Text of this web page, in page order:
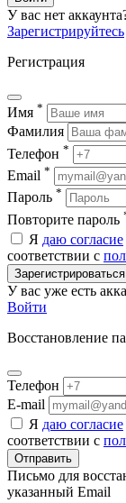
У вас нет
Зарегистрируйтесь
Регистрация
Имя *
Фамилия
Телефон *
Email *
Пароль *
Повторите пароль
Я даю согласие
соответствии с
Зарегистрироваться
У вас уже есть
Войти
Восстановление
Телефон
E-mail
Я даю согласие
соответствии с
Отправить
Письмо для
указанный Email